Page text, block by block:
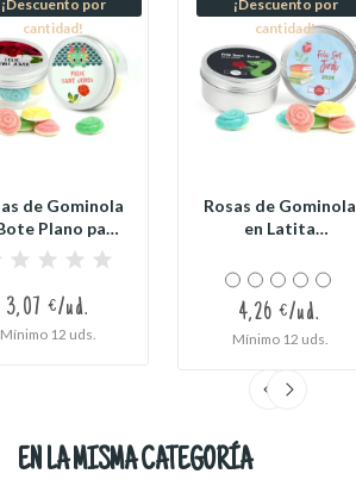
¡Descuento por
cantidad!
de Gominola
Plano para
Sant Jordi
3,07 €/ud.
Mínimo 12 uds.
¡Descuento por
cantidad!
Rosas de Gominola
en Latita
para...
4,26 €/ud.
Mínimo 12 uds.
EN LA MISMA CATEGORÍA